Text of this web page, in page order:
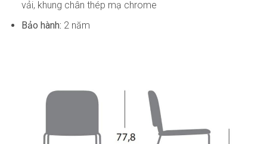
vải, khung chân thép mạ chrome
Bảo hành: 2 năm